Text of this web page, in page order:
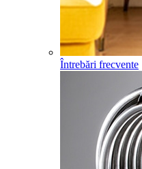
Întrebări frecvente